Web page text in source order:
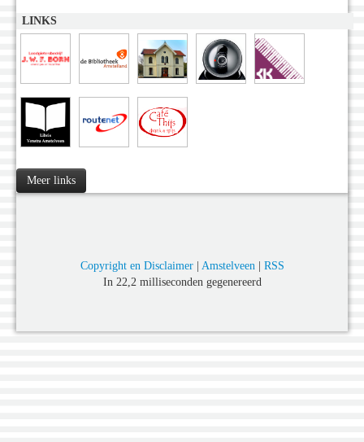
LINKS
Meer links
Copyright en Disclaimer| Amstelveen| RSS
In 22,2 milliseconden gegenereerd